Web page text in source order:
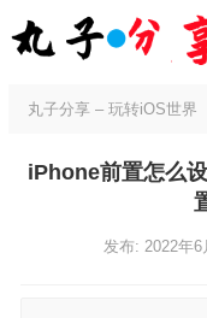
丸子分享 – 玩转iOS世界
iPhone前置怎么
发布: 2022年6